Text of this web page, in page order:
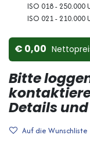
ISO 018 - 250.000
ISO 021 - 210.000
0,00
Bitte
Details
Auf die Wunschliste